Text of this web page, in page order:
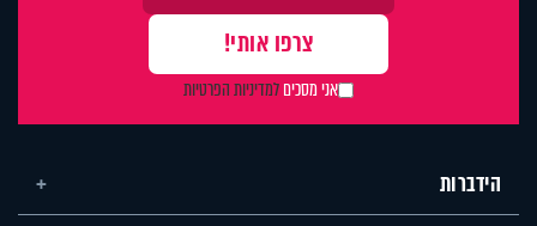
אני מסכיםלמדיניות הפרטיות
הידברות